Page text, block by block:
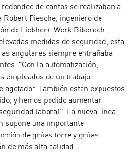
de cantos se realizaban a
Robert Piesche, ingeniero de
de Liebherr-Werk Biberach
medidas de seguridad, esta
angulares siempre entrañaba
"Con la automatización,
empleados de un trabajo
agotador. También están expuestos
y hemos podido aumentar
laboral". La nueva línea
supone una importante
de grúas torre y grúas
de más alta calidad.